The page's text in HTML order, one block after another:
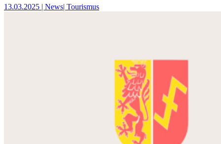
13.03.2025 | News| Tourismus